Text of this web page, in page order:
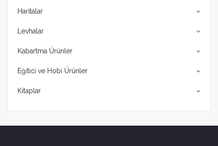
Haritalar
Levhalar
Kabartma Ürünler
Eğitici ve Hobi Ürünler
Kitaplar